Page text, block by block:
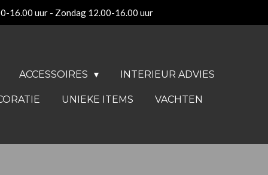
16.00 uur - Zondag 12.00-16.00 uur
ACCESSOIRES INTERIEUR ADVIES
UNIEKE ITEMS VACHTEN